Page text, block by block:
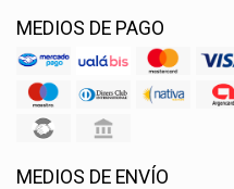
MEDIOS DE PAGO
MEDIOS DE ENVÍO